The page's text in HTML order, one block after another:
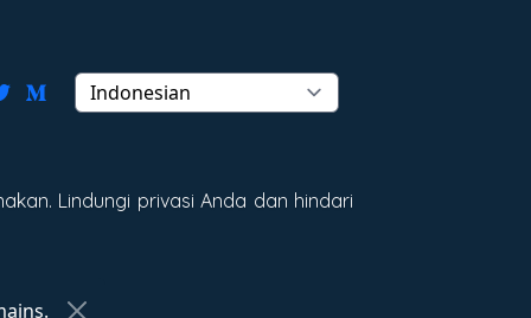
Lindungi privasi Anda dan hindari